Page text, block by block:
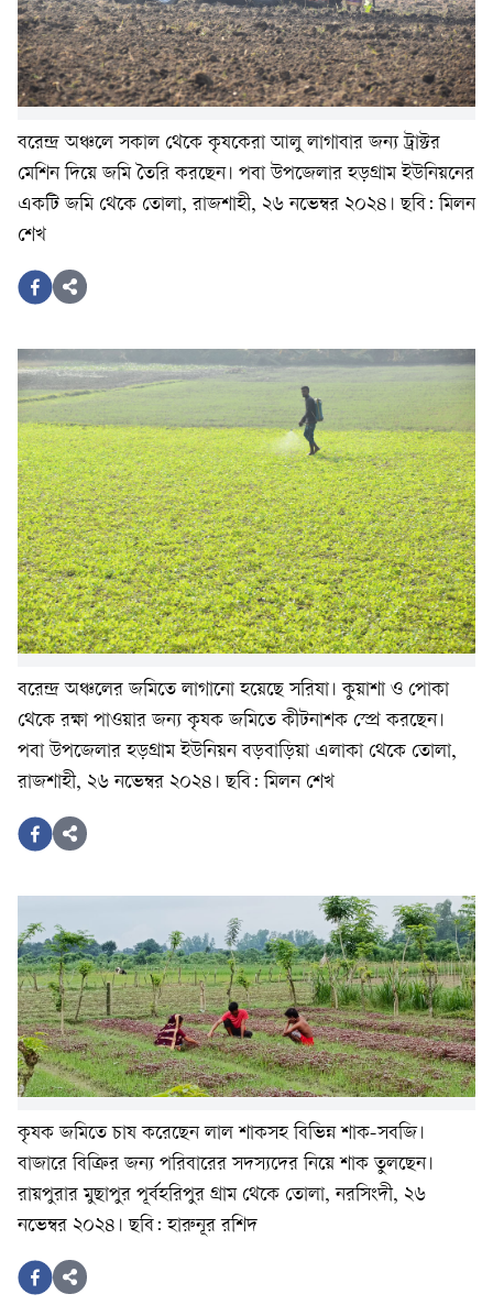
বরেন্দ্র অঞ্চলে সকাল থেকে কৃষকেরা আলু লাগাবার জন্য ট্রাক্টর
মেশিন দিয়ে জমি তৈরি করছেন। পবা উপজেলার হড়গ্রাম ইউনিয়নের
একটি জমি থেকে তোলা, রাজশাহী, ২৬ নভেম্বর ২০২৪। ছবি: মিলন
শেখ
বরেন্দ্র অঞ্চলের জমিতে লাগানো হয়েছে সরিষা। কুয়াশা ও পোকা
থেকে রক্ষা পাওয়ার জন্য কৃষক জমিতে কীটনাশক স্প্রে করছেন।
পবা উপজেলার হড়গ্রাম ইউনিয়ন বড়বাড়িয়া এলাকা থেকে তোলা,
রাজশাহী, ২৬ নভেম্বর ২০২৪। ছবি: মিলন শেখ
কৃষক জমিতে চাষ করেছেন লাল শাকসহ বিভিন্ন শাক-সবজি।
বাজারে বিক্রির জন্য পরিবারের সদস্যদের নিয়ে শাক তুলছেন।
রায়পুরার মুছাপুর পূর্বহরিপুর গ্রাম থেকে তোলা, নরসিংদী, ২৬
নভেম্বর ২০২৪। ছবি: হারুনূর রশিদ